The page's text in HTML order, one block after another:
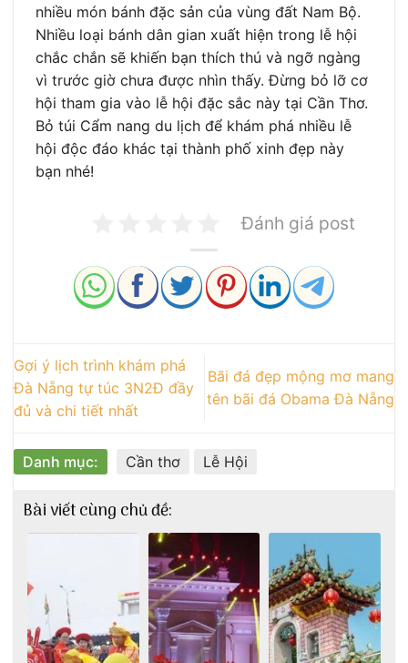
nhiều món bánh đặc sản của vùng đất Nam Bộ.
Nhiều loại bánh dân gian xuất hiện trong lễ hội
chắc chắn sẽ khiến bạn thích thú và ngỡ ngàng
vì trước giờ chưa được nhìn thấy. Đừng bỏ lỡ cơ
hội tham gia vào lễ hội đặc sắc này tại Cần Thơ.
Bỏ túi Cẩm nang du lịch để khám phá nhiều lễ
hội độc đáo khác tại thành phố xinh đẹp này
bạn nhé!
Đánh giá post
Gợi ý lịch trình khám phá
Đà Nẵng tự túc 3N2Đ đầy
đủ và chi tiết nhất
Bãi đá đẹp mộng mơ mang
tên bãi đá Obama Đà Nẵng
Danh mục: Cần thơ Lễ Hội
Bài viết cùng chủ đề: